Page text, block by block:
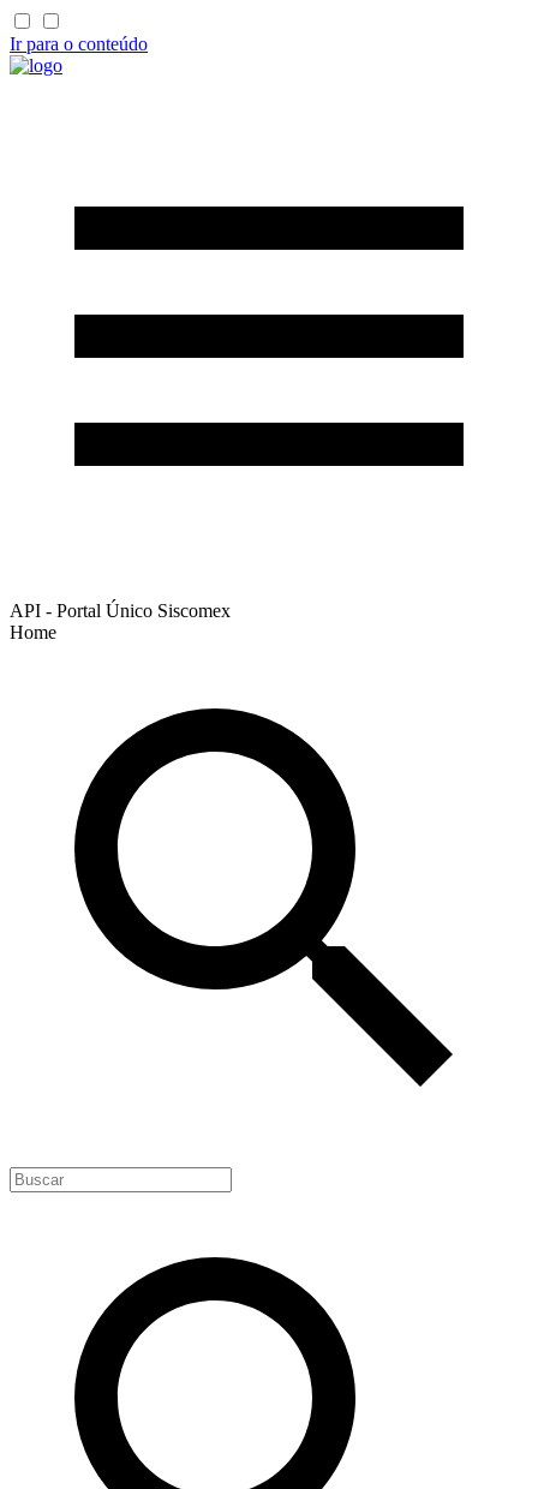
Ir para o conteúdo
API - Portal Único Siscomex
Home